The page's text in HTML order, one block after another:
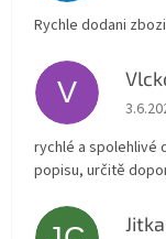
Rychle dodani
V
rychlé a spolehlivé
popisu, určitě